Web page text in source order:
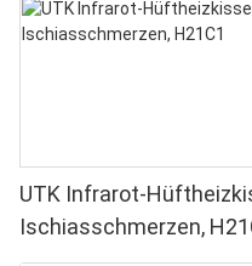
UTK Infrarot-
Ischiasschmerzen,